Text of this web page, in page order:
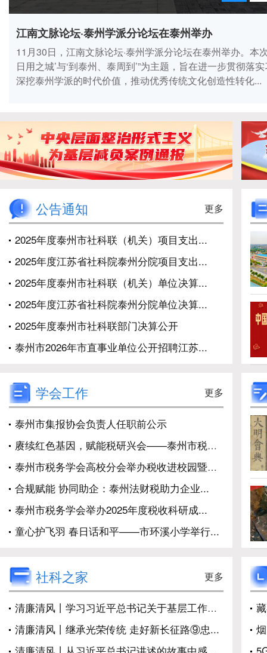
江南文脉论坛·泰州学派分论坛在泰州举办
11月30日，江南文脉论坛·泰州学派分论坛在泰州举办。本
日用之城’与‘到泰州、泰周到’”为主题，旨在进一步贯彻落
深挖泰州学派的时代价值，推动优秀传统文化创造性转化...
公告通知 更多
2025年度泰州市社科联（机关）项目支出...
2025年度江苏省社科院泰州分院项目支出...
2025年度泰州市社科联（机关）单位决算...
2025年度江苏省社科院泰州分院单位决算...
2025年度泰州市社科联部门决算公开
泰州市2026年市直事业单位公开招聘江苏...
学会工作 更多
泰州市集报协会负责人任职前公示
赓续红色基因，赋能税研兴会——泰州市税务...
泰州市税务学会高校分会举办税收进校园暨校...
合规赋能 协同助企：泰州法财税助力企业...
泰州市税务学会举办2025年度税收科研成...
童心护飞羽 春日话和平——市环溪小学举行...
社科之家 更多
清廉清风丨学习习近平总书记关于基层工作方...
清廉清风丨继承光荣传统 走好新长征路⑨忠...